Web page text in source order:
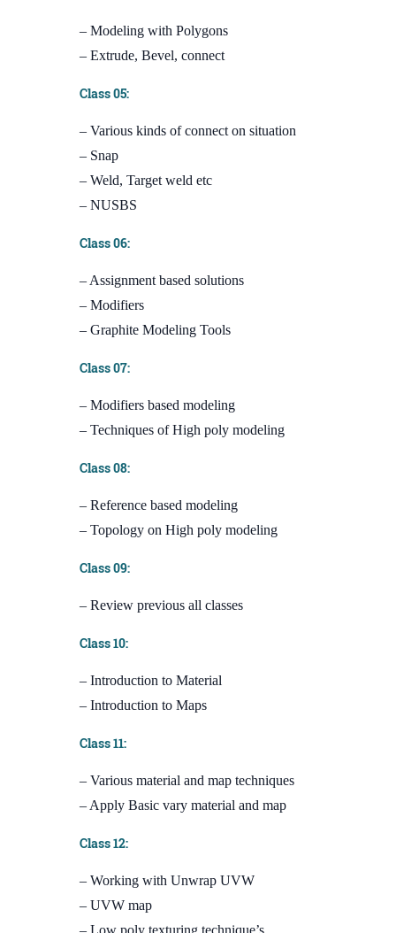
– Modeling with Polygons
– Extrude, Bevel, connect
Class 05:
– Various kinds of connect on situation
– Snap
– Weld, Target weld etc
– NUSBS
Class 06:
– Assignment based solutions
– Modifiers
– Graphite Modeling Tools
Class 07:
– Modifiers based modeling
– Techniques of High poly modeling
Class 08:
– Reference based modeling
– Topology on High poly modeling
Class 09:
– Review previous all classes
Class 10:
– Introduction to Material
– Introduction to Maps
Class 11:
– Various material and map techniques
– Apply Basic vary material and map
Class 12:
– Working with Unwrap UVW
– UVW map
– Low poly texturing technique’s